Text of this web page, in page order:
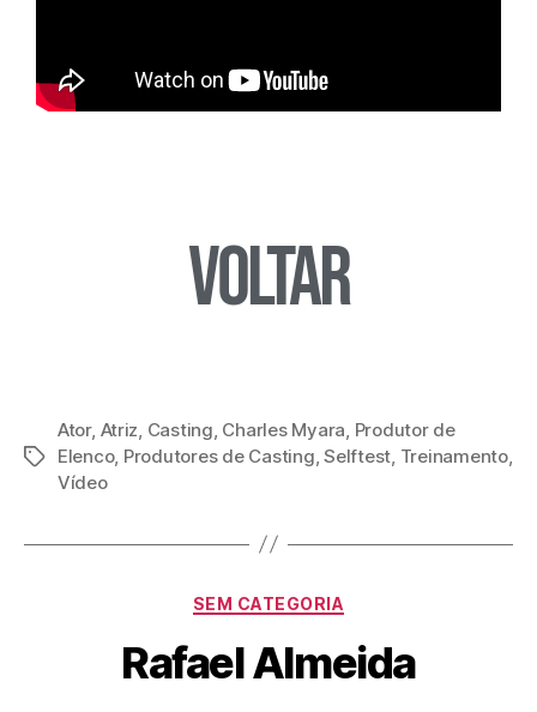
Voltar
Ator, Atriz Casting Charles Myara Produtor de
Elenco, Produtores de Casting ,Selftest Treinamento,
Vídeo
SEM CATEGORIA
Rafael Almeida